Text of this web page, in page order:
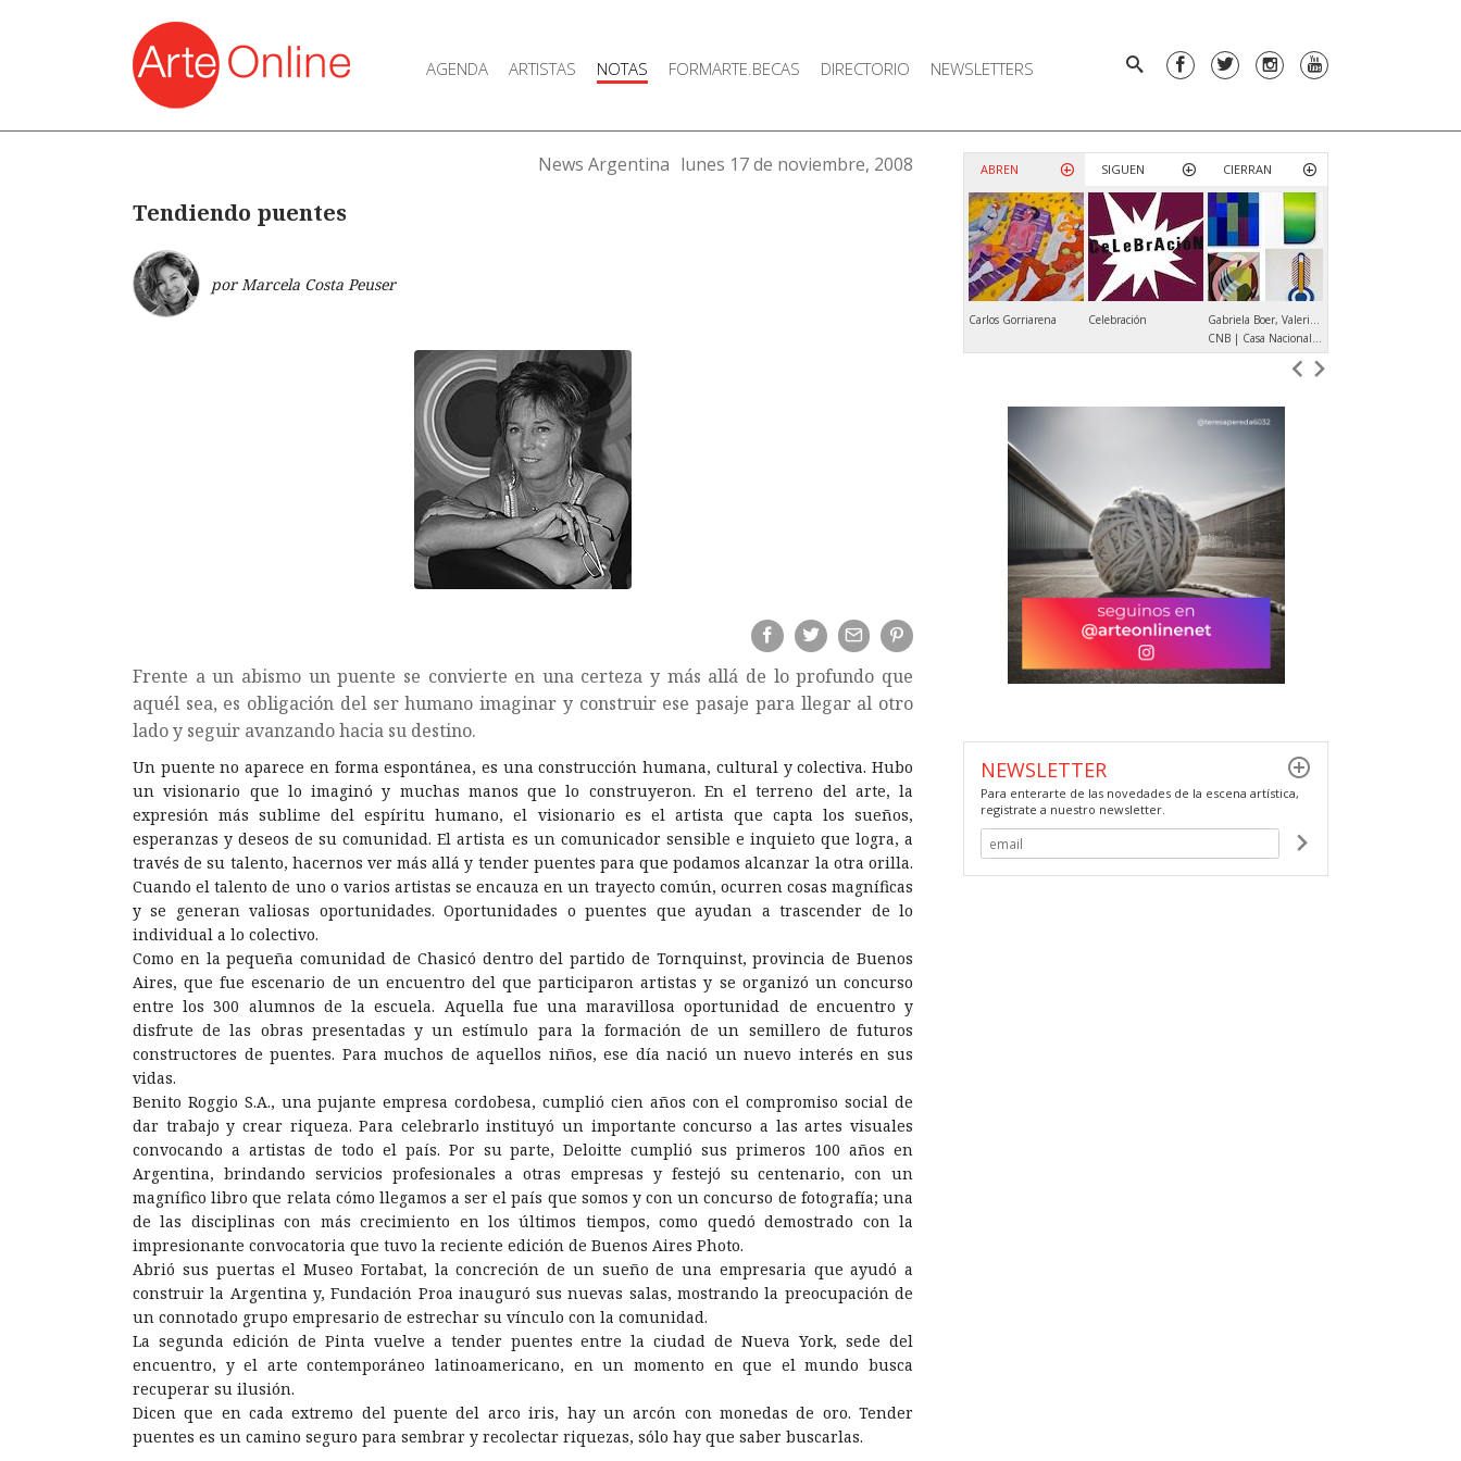
AGENDA ARTISTAS NOTAS FORMARTE.BECAS DIRECTORIO NEWSLETTERS
News Argentina lunes 17 de noviembre, 2008
Tendiendo puentes
por Marcela Costa Peuser
Frente a un abismo un puente se convierte en una certeza y más allá de lo profundo que
aquél sea, es obligación del ser humano imaginar y construir ese pasaje para llegar al otro
lado y seguir avanzando hacia su destino.
Un puente no aparece en forma espontánea, es una construcción humana, cultural y colectiva. Hubo
un visionario que lo imaginó y muchas manos que lo construyeron. En el terreno del arte, la
expresión más sublime del espíritu humano, el visionario es el artista que capta los sueños,
esperanzas y deseos de su comunidad. El artista es un comunicador sensible e inquieto que logra, a
través de su talento, hacernos ver más allá y tender puentes para que podamos alcanzar la otra orilla.
Cuando el talento de uno o varios artistas se encauza en un trayecto común, ocurren cosas magníficas
y se generan valiosas oportunidades. Oportunidades o puentes que ayudan a trascender de lo
individual a lo colectivo.
Como en la pequeña comunidad de Chasicó dentro del partido de Tornquinst, provincia de Buenos
Aires, que fue escenario de un encuentro del que participaron artistas y se organizó un concurso
entre los 300 alumnos de la escuela. Aquella fue una maravillosa oportunidad de encuentro y
disfrute de las obras presentadas y un estímulo para la formación de un semillero de futuros
constructores de puentes. Para muchos de aquellos niños, ese día nació un nuevo interés en sus
vidas.
Benito Roggio S.A., una pujante empresa cordobesa, cumplió cien años con el compromiso social de
dar trabajo y crear riqueza. Para celebrarlo instituyó un importante concurso a las artes visuales
convocando a artistas de todo el país. Por su parte, Deloitte cumplió sus primeros 100 años en
Argentina, brindando servicios profesionales a otras empresas y festejó su centenario, con un
magnífico libro que relata cómo llegamos a ser el país que somos y con un concurso de fotografía; una
de las disciplinas con más crecimiento en los últimos tiempos, como quedó demostrado con la
impresionante convocatoria que tuvo la reciente edición de Buenos Aires Photo.
Abrió sus puertas el Museo Fortabat, la concreción de un sueño de una empresaria que ayudó a
construir la Argentina y, Fundación Proa inauguró sus nuevas salas, mostrando la preocupación de
un connotado grupo empresario de estrechar su vínculo con la comunidad.
La segunda edición de Pinta vuelve a tender puentes entre la ciudad de Nueva York, sede del
encuentro, y el arte contemporáneo latinoamericano, en un momento en que el mundo busca
recuperar su ilusión.
Dicen que en cada extremo del puente del arco iris, hay un arcón con monedas de oro. Tender
puentes es un camino seguro para sembrar y recolectar riquezas, sólo hay que saber buscarlas.
ABREN SIGUEN CIERRAN
Carlos Gorriarena Celebración
Gabriela Boer, Valeria Calvo, Verónica Di Toro, María Elisa Luna
CNB | Casa Nacional del Bicentenario
NEWSLETTER
Para enterarte de las novedades de la escena artística,
registrate a nuestro newsletter.